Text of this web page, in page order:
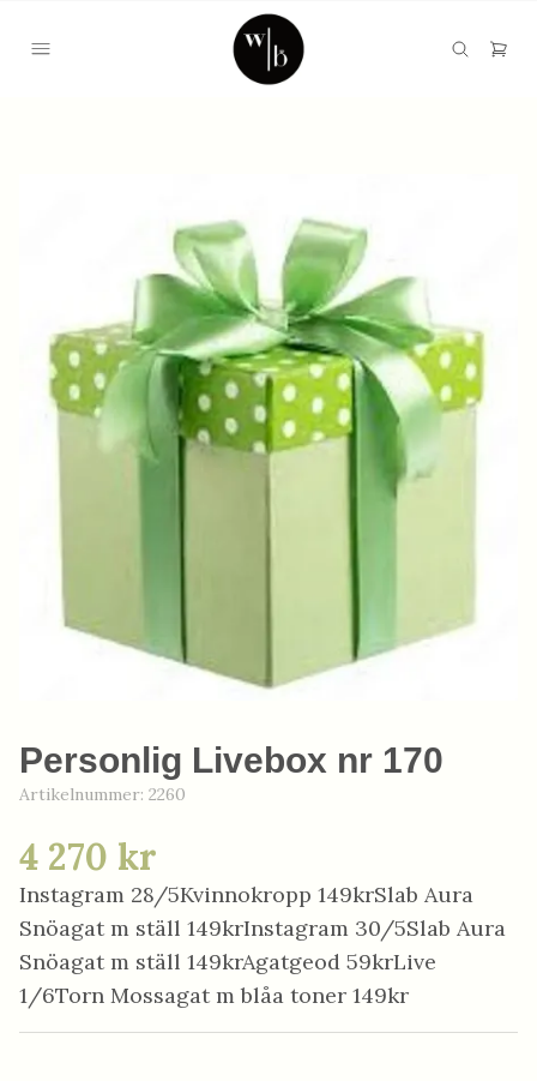
Personlig Livebox nr 170
Artikelnummer: 2260
4 270 kr
Instagram 28/5Kvinnokropp 149krSlab Aura
Snöagat m ställ 149krInstagram 30/5Slab Aura
Snöagat m ställ 149krAgatgeod 59krLive
1/6Torn Mossagat m blåa toner 149kr